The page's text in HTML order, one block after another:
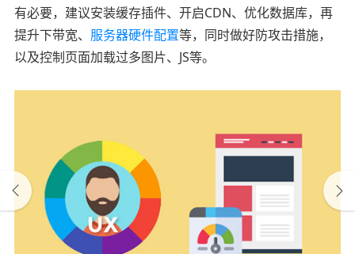
有必要，建议安装缓存插件、开启CDN、优化数据库，再
提升下带宽、 服务器硬件配置等，同时做好防攻击措施，
以及控制页面加载过多图片、JS等。